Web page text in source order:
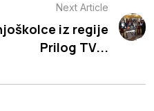
Next Article
iz regije
Prilog TV...